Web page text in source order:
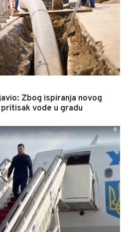
Zbog ispiranja novog
vode u gradu
0